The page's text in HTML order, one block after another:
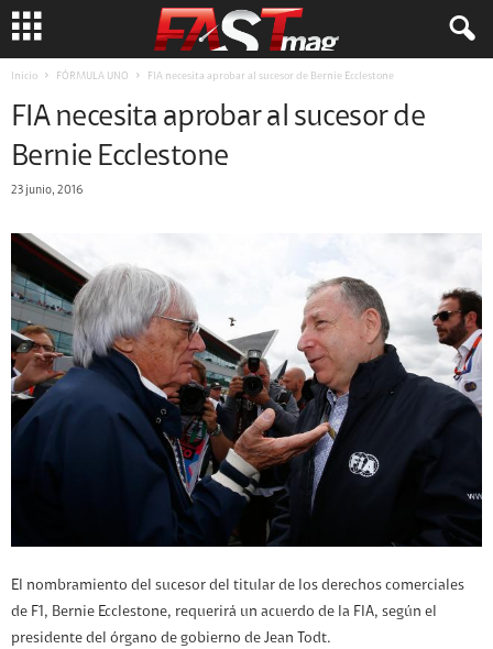
Inicio FÓRMULA UNO FIA necesita aprobar al sucesor de Bernie Ecclestone
FIA necesita aprobar al sucesor de
Bernie Ecclestone
23 junio, 2016
El nombramiento del sucesor del titular de los derechos comerciales
de F1, Bernie Ecclestone, requerirá un acuerdo de la FIA, según el
presidente del órgano de gobierno de Jean Todt.